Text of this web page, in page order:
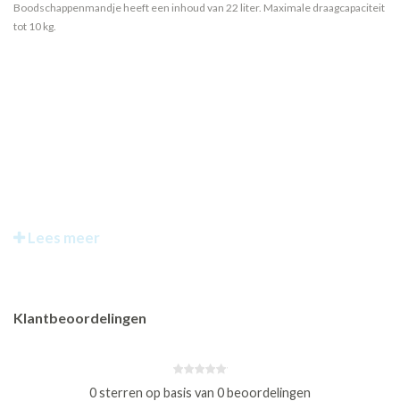
Boodschappenmandje heeft een inhoud van 22 liter. Maximale draagcapaciteit
tot 10 kg.
Lees meer
Klantbeoordelingen
0 sterren op basis van 0 beoordelingen